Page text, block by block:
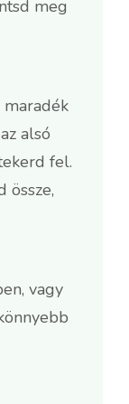
meg
alsó
fel.
össze,
vagy